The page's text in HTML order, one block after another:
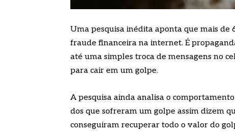
Uma pesquisa inédita aponta que mais
fraude financeira na internet. É
até uma simples troca de mensagens no
para cair em um golpe.
A pesquisa ainda analisa o
dos que sofreram um golpe assim dizem
conseguiram recuperar todo o valor do